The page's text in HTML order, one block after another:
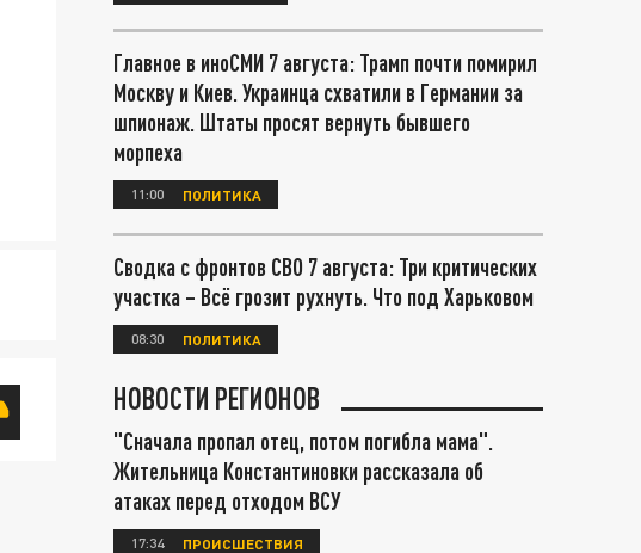
Главное в иноСМИ 7 августа: Трамп почти помирил
Москву и Киев. Украинца схватили в Германии за
шпионаж. Штаты просят вернуть бывшего
морпеха
11:00 ПОЛИТИКА
Сводка с фронтов СВО 7 августа: Три критических
участка – Всё грозит рухнуть. Что под Харьковом
08:30 ПОЛИТИКА
НОВОСТИ РЕГИОНОВ
"Сначала пропал отец, потом погибла мама".
Жительница Константиновки рассказала об
атаках перед отходом ВСУ
17:34 ПРОИСШЕСТВИЯ